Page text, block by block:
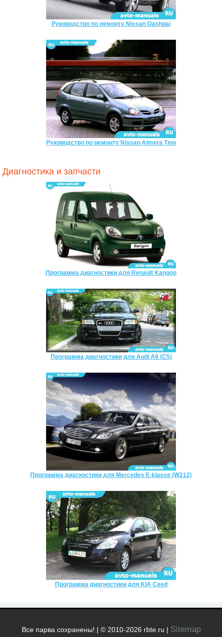
Руководство по ремонту Nissan Qashqai
Руководство по ремонту Nissan Almera Tino
Диагностика и запчасти
Программа диагностики для Renault Kangoo
Программа диагностики для Audi A6 (C5)
Программа диагностики для Mercedes E-klasse (W212)
Программа диагностики для KIA Ceed
Все парва сохранены! | © 2010-2026 rbte.ru | Sitemap